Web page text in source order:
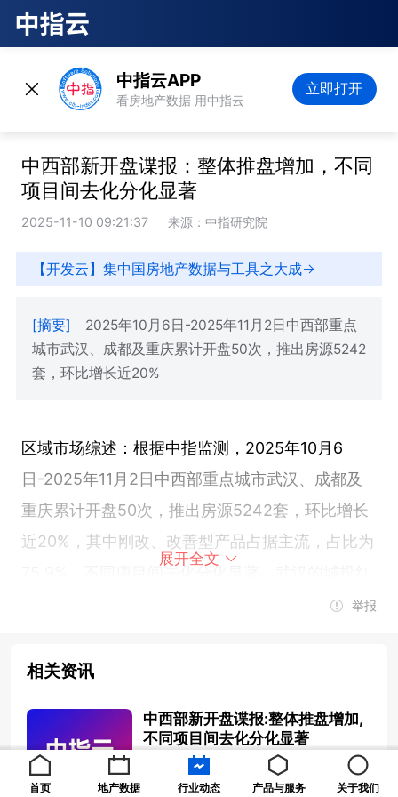
中指云APP
看房地产数据 用中指云
立即打开
中西部新开盘谍报：整体推盘增加，不同
项目间去化分化显著
2025-11-10 09:21:37 来源：中指研究院
【开发云】集中国房地产数据与工具之大成
[摘要]
2025年10月6日-2025年11月2日中西部重点
城市武汉、成都及重庆累计开盘50次，推出房源5242
套，环比增长近20%
区域市场综述：根据中指监测，2025年10月6
日-2025年11月2日中西部重点城市武汉、成都及
重庆累计开盘50次，推出房源5242套，环比增长
近20%，其中刚改、改善型产品占据主流，占比为
树林等3盘，成都的华天龙湖杉峯等12项目以及重
根据中指监测，2025年10月6日-2025年11月2日
展开全文
举报
相关资讯
中西部新开盘谍报:整体推盘增加,
不同项目间去化分化显著
2025-11-10 09:21:37
首页 地产数据 行业动态 产品与服务 关于我们